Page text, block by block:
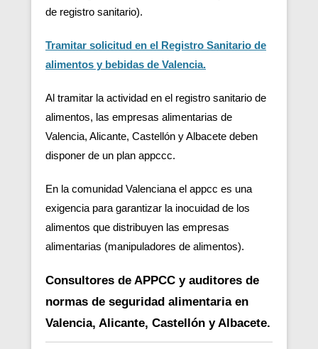
de registro sanitario).
Tramitar solicitud en el Registro Sanitario de
alimentos y bebidas de Valencia.
Al tramitar la actividad en el registro sanitario de
alimentos, las empresas alimentarias de
Valencia, Alicante, Castellón y Albacete deben
disponer de un plan appccc.
En la comunidad Valenciana el appcc es una
exigencia para garantizar la inocuidad de los
alimentos que distribuyen las empresas
alimentarias (manipuladores de alimentos).
Consultores de APPCC y auditores de
normas de seguridad alimentaria en
Valencia, Alicante, Castellón y Albacete.